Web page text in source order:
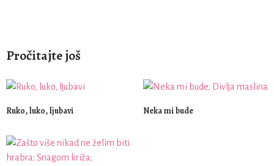
Pročitajte još
Ruko, luko, ljubavi Neka mi bude